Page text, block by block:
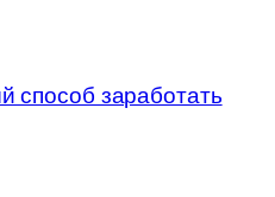
способ заработать